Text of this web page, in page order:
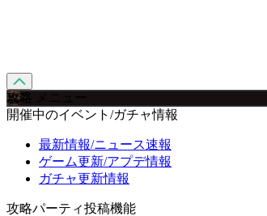
攻略 メニュー
開催中のイベント/ガチャ情報
最新情報/ニュース速報
ゲーム更新/アプデ情報
ガチャ更新情報
攻略パーティ投稿機能